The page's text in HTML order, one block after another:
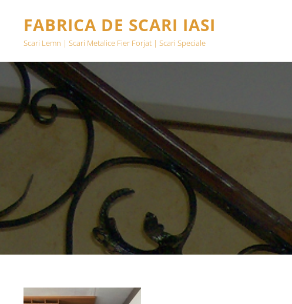
FABRICA DE SCARI IASI
Scari Lemn | Scari Metalice Fier Forjat | Scari Speciale